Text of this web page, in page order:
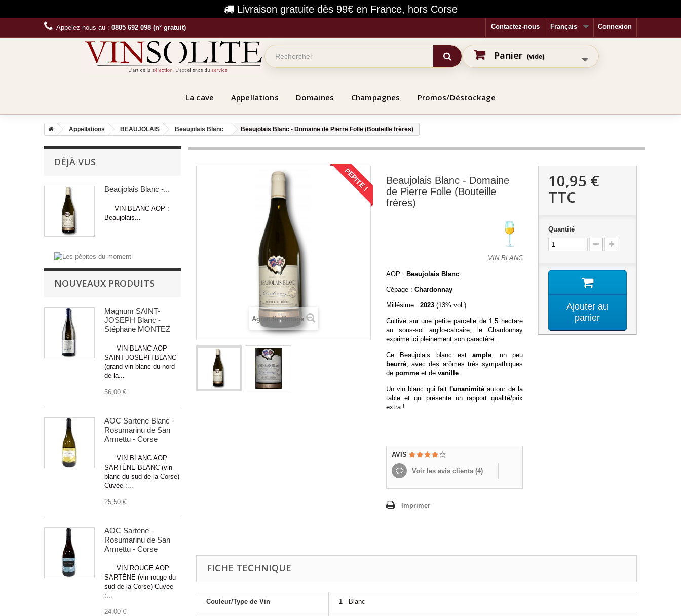
Livraison gratuite dès 99€ en France, hors Corse
Connexion
Français
Contactez-nous
Appelez-nous au : 0805 692 098 (n° gratuit)
Panier (vide)
La cave Appellations Domaines Champagnes Promos/Déstockage
Appellations BEAUJOLAIS Beaujolais Blanc Beaujolais Blanc - Domaine de Pierre Folle (Bouteille frères)
DÉJÀ VUS
Beaujolais Blanc -...
VIN BLANC AOP :
Beaujolais...
NOUVEAUX PRODUITS
Magnum SAINT-
JOSEPH Blanc -
Stéphane MONTEZ
VIN BLANC AOP
SAINT-JOSEPH BLANC
(grand vin blanc du nord
de la...
56,00 €
AOC Sartène Blanc -
Rosumarinu de San
Armettu - Corse
VIN BLANC AOP
SARTÈNE BLANC (vin
blanc du sud de la Corse)
Cuvée :...
25,50 €
AOC Sartène -
Rosumarinu de San
Armettu - Corse
VIN ROUGE AOP
SARTÈNE (vin rouge du
sud de la Corse) Cuvée
:...
24,00 €
PÉPITE !
Agrandir l'image
Beaujolais Blanc - Domaine
de Pierre Folle (Bouteille
frères)
VIN BLANC
AOP : Beaujolais Blanc
Cépage : Chardonnay
Millésime : 2023 (13% vol.)
Cultivé sur une petite parcelle de 1,5 hectare
au sous-sol argilo-calcaire, le Chardonnay
exprime ici pleinement son caractère.
Ce Beaujolais blanc estample , un peu
beurré , avec des arômes très sympathiques
de pomme et de vanille
Un vin blanc qui fait l'unanimité autour de la
table et qui présente un rapport qualité/prix
extra !
AVIS
Voir les avis clients (4)
Imprimer
10,95 €
TTC
Quantité
Ajouter au
panier
FICHE TECHNIQUE
Couleur/Type de Vin 1 - Blanc